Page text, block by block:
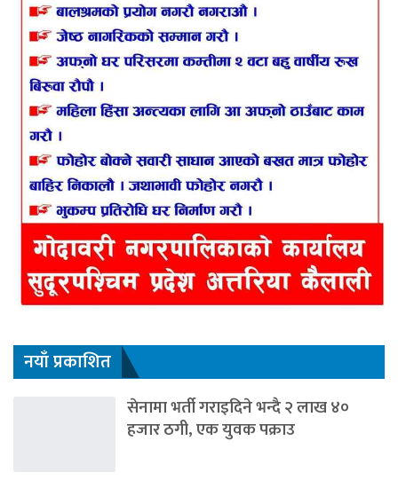
नयाँ प्रकाशित
सेनामा भर्ती गराइदिने भन्दै २ लाख ४०
हजार ठगी, एक युवक पक्राउ